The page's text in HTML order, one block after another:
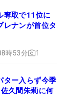
奪取で11位に
ナンが首位タ
時53分 1
ター入らず今季
久間朱莉に何